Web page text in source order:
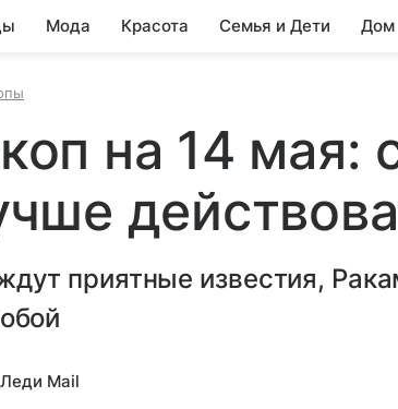
Мода Красота Семья и Дети Дом
на 14 мая:
приятные известия,
Mail